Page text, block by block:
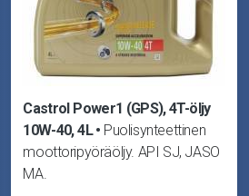
Castrol Power1 (GPS), 4T-öljy
10W-40, 4L
Puolisynteettinen
moottoripyöräöljy. API SJ, JASO
MA.